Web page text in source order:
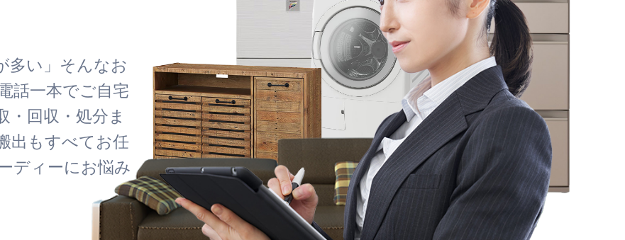
多い」そんなお
話一本でご自宅
・回収・処分ま
出もすべてお任
ディーにお悩み